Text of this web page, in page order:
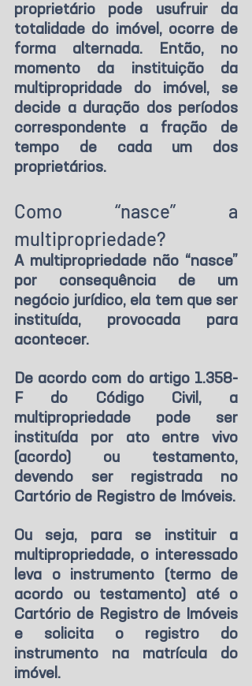
proprietário pode usufruir da
totalidade do imóvel, ocorre de
forma alternada. Então, no
momento da instituição da
multipropridade do imóvel, se
decide a duração dos períodos
correspondente a fração de
tempo de cada um dos
proprietários.
Como “nasce” a
multipropriedade?
A multipropriedade não “nasce”
por consequência de um
negócio jurídico, ela tem que ser
instituída, provocada para
acontecer.
De acordo com do artigo 1.358-
F do Código Civil, a
multipropriedade pode ser
instituída por ato entre vivo
(acordo) ou testamento,
devendo ser registrada no
Cartório de Registro de Imóveis.
Ou seja, para se instituir a
multipropriedade, o interessado
leva o instrumento (termo de
acordo ou testamento) até o
Cartório de Registro de Imóveis
e solicita o registro do
instrumento na matrícula do
imóvel.